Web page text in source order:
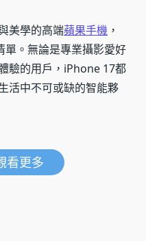
美學的高端蘋果手機 ，
。無論是專業攝影愛好
驗的用戶，iPhone 17都
活中不可或缺的智能夥
看更多